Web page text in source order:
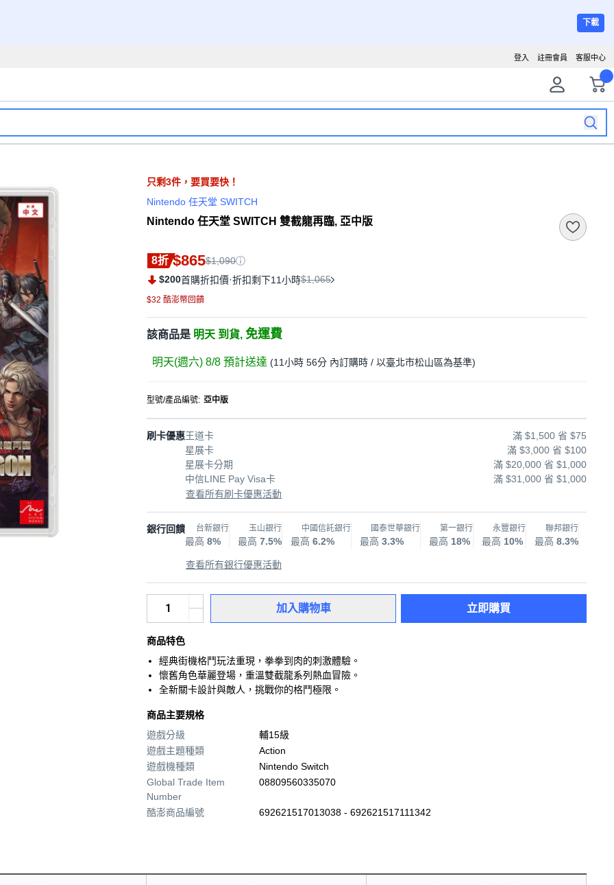
下載
客服中心
註冊會員
登入
只剩3件， 要買要快！
Nintendo 任天堂 SWITCH
Nintendo 任天堂 SWITCH 雙截龍再臨, 亞中版
8折 $865$1,090
$200首購折扣價·折扣剩下11小時$1,065
$32 酷澎幣回饋
該商品是 明天 到貨, 免運費
明天(週六) 8/8 預計送達 (11小時 56分 內訂購時 / 以臺北市松山區為基準)
型號/產品編號: 亞中版
刷卡優惠王道卡
滿 $1,500 省 $75
星展卡
滿 $3,000 省 $100
星展卡分期
滿 $20,000 省 $1,000
中信LINE Pay Visa卡
滿 $31,000 省 $1,000
查看所有刷卡優惠活動
銀行回饋 台新銀行
最高 8%
玉山銀行
最高 7.5%
中國信託銀行
最高 6.2%
國泰世華銀行
最高 3.3%
第一銀行
最高 18%
永豐銀行
最高 10%
聯邦銀行
最高 8.3%
查看所有銀行優惠活動
加入購物車 立即購買
商品特色
經典街機格鬥玩法重現，拳拳到肉的刺激體驗。
懷舊角色華麗登場，重溫雙截龍系列熱血冒險。
全新關卡設計與敵人，挑戰你的格鬥極限。
商品主要規格
遊戲分級
輔15級
遊戲主題種類
Action
遊戲機種類
Nintendo Switch
Global Trade Item
Number
08809560335070
酷澎商品編號 692621517013038 - 692621517111342